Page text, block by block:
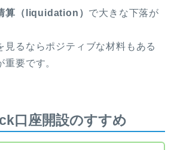
算（liquidation） で大きな下落が
見るならポジティブな材料もある
要です。
口座開設のすすめ